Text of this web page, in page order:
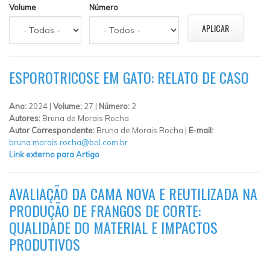
Volume Número
ESPOROTRICOSE EM GATO: RELATO DE CASO
Ano: 2024 | Volume: 27 | Número: 2
Autores: Bruna de Morais Rocha
Autor Correspondente: Bruna de Morais Rocha | E-mail:
bruna.morais.rocha@bol.com.br
Link externo para Artigo
AVALIAÇÃO DA CAMA NOVA E REUTILIZADA NA
PRODUÇÃO DE FRANGOS DE CORTE:
QUALIDADE DO MATERIAL E IMPACTOS
PRODUTIVOS